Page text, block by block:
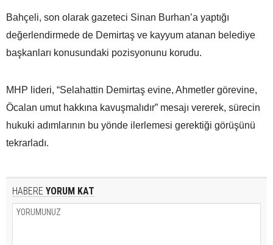
Bahçeli, son olarak gazeteci Sinan Burhan’a yaptığı
değerlendirmede de Demirtaş ve kayyum atanan belediye
başkanları konusundaki pozisyonunu korudu.
MHP lideri, “Selahattin Demirtaş evine, Ahmetler görevine,
Öcalan umut hakkına kavuşmalıdır” mesajı vererek, sürecin
hukuki adımlarının bu yönde ilerlemesi gerektiği görüşünü
tekrarladı.
HABERE YORUM KAT